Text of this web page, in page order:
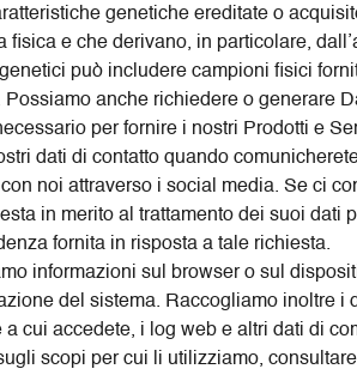
genetiche ereditate o
e che derivano, in particolare,
può includere campioni fisici
anche richiedere o generare
per fornire i nostri Prodotti e
dati di contatto quando
noi attraverso i social media. Se ci
in merito al trattamento dei suoi
fornita in risposta a tale richiesta.
informazioni sul browser o sul
del sistema. Raccogliamo inoltre
cui accedete, i log web e altri dati di
scopi per cui li utilizziamo,